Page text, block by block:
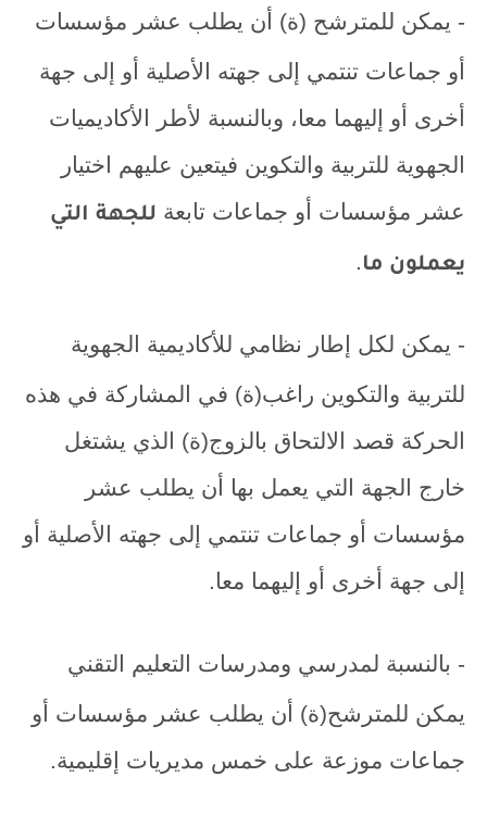
- يمكن للمترشح (ة) أن يطلب عشر مؤسسات
أو جماعات تنتمي إلى جهته الأصلية أو إلى جهة
أخرى أو إليهما معا، وبالنسبة لأطر الأكاديميات
الجهوية للتربية والتكوين فيتعين عليهم اختيار
عشر مؤسسات أو جماعات تابعة للجهة التي
يعملون ما.
- يمكن لكل إطار نظامي للأكاديمية الجهوية
للتربية والتكوين راغب(ة) في المشاركة في هذه
الحركة قصد الالتحاق بالزوج(ة) الذي يشتغل
خارج الجهة التي يعمل بها أن يطلب عشر
مؤسسات أو جماعات تنتمي إلى جهته الأصلية أو
إلى جهة أخرى أو إليهما معا.
- بالنسبة لمدرسي ومدرسات التعليم التقني
يمكن للمترشح(ة) أن يطلب عشر مؤسسات أو
جماعات موزعة على خمس مديريات إقليمية.